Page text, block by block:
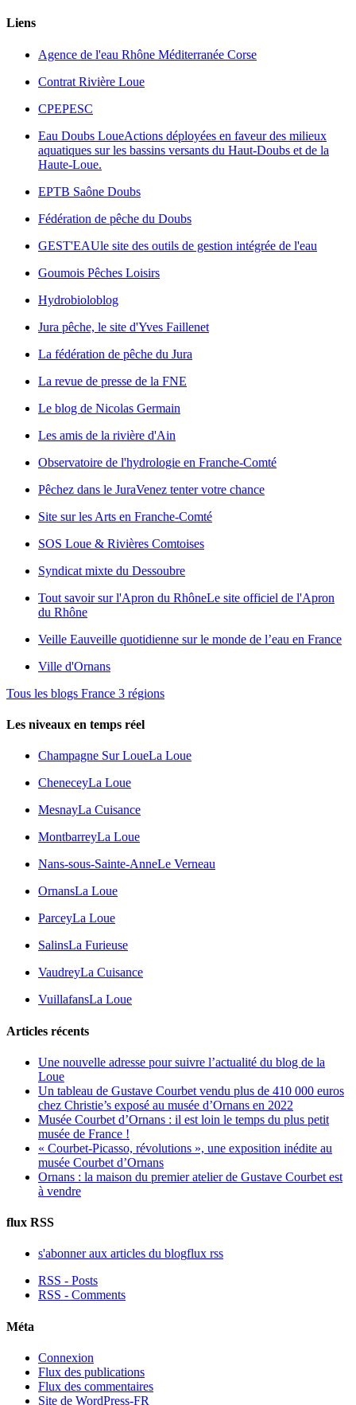
Liens
Agence de l'eau Rhône Méditerranée Corse
Contrat Rivière Loue
CPEPESC
Eau Doubs LoueActions déployées en faveur des milieux
aquatiques sur les bassins versants du Haut-Doubs et de la
Haute-Loue.
EPTB Saône Doubs
Fédération de pêche du Doubs
GEST'EAUle site des outils de gestion intégrée de l'eau
Goumois Pêches Loisirs
Hydrobioloblog
Jura pêche, le site d'Yves Faillenet
La fédération de pêche du Jura
La revue de presse de la FNE
Le blog de Nicolas Germain
Les amis de la rivière d'Ain
Observatoire de l'hydrologie en Franche-Comté
Pêchez dans le JuraVenez tenter votre chance
Site sur les Arts en Franche-Comté
SOS Loue & Rivières Comtoises
Syndicat mixte du Dessoubre
Tout savoir sur l'Apron du RhôneLe site officiel de l'Apron
du Rhône
Veille Eauveille quotidienne sur le monde de l’eau en France
Ville d'Ornans
Tous les blogs France 3 régions
Les niveaux en temps réel
Champagne Sur LoueLa Loue
CheneceyLa Loue
MesnayLa Cuisance
MontbarreyLa Loue
Nans-sous-Sainte-AnneLe Verneau
OrnansLa Loue
ParceyLa Loue
SalinsLa Furieuse
VaudreyLa Cuisance
VuillafansLa Loue
Articles récents
Une nouvelle adresse pour suivre l’actualité du blog de la
Loue
Un tableau de Gustave Courbet vendu plus de 410 000 euros
chez Christie’s exposé au musée d’Ornans en 2022
Musée Courbet d’Ornans : il est loin le temps du plus petit
musée de France !
« Courbet-Picasso, révolutions », une exposition inédite au
musée Courbet d’Ornans
Ornans : la maison du premier atelier de Gustave Courbet est
à vendre
flux RSS
s'abonner aux articles du blogflux rss
RSS - Posts
RSS - Comments
Méta
Connexion
Flux des publications
Flux des commentaires
Site de WordPress-FR